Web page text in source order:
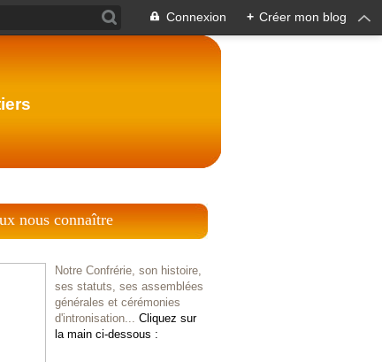
Connexion + Créer mon blog
nous connaître
Notre Confrérie, son histoire,
ses statuts, ses assemblées
générales et cérémonies
d'intronisation... Cliquez sur
la main ci-dessous :